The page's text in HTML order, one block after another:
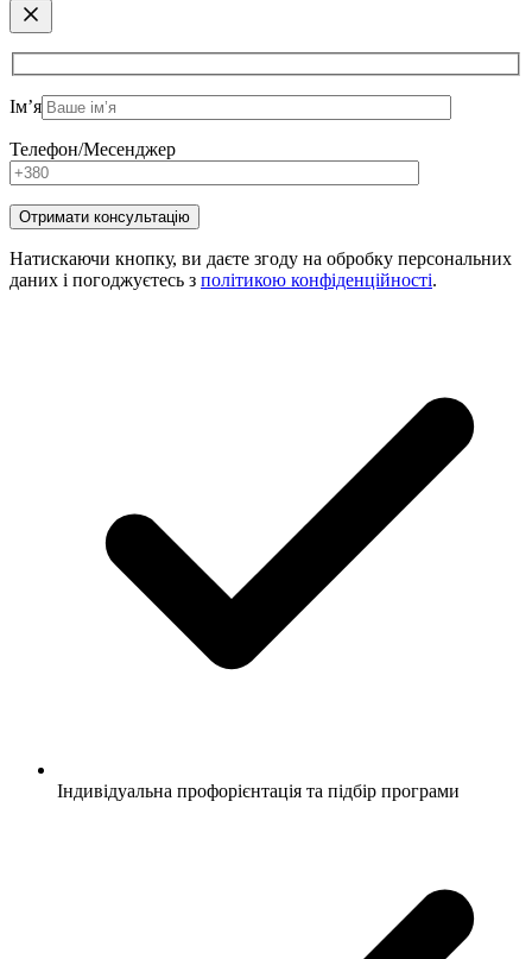
Ім’я
Телефон/Месенджер
Натискаючи кнопку, ви даєте згоду на обробку персональних
даних і погоджуєтесь з політикою конфіденційності.
Індивідуальна профорієнтація та підбір програми